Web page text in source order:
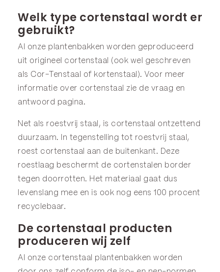
Welk type cortenstaal wordt er
gebruikt?
Al onze plantenbakken worden geproduceerd
uit origineel cortenstaal (ook wel geschreven
als Cor-Tenstaal of kortenstaal). Voor meer
informatie over cortenstaal zie de vraag en
antwoord pagina.
Net als roestvrij staal, is cortenstaal ontzettend
duurzaam. In tegenstelling tot roestvrij staal,
roest cortenstaal aan de buitenkant. Deze
roestlaag beschermt de cortenstalen border
tegen doorrotten. Het materiaal gaat dus
levenslang mee en is ook nog eens 100 procent
recyclebaar.
De cortenstaal producten
produceren wij zelf
Al onze cortenstaal plantenbakken worden